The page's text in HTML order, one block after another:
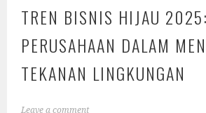
TREN BISNIS HIJAU
PERUSAHAAN DALAM
TEKANAN LINGKUNGAN
Leave a comment